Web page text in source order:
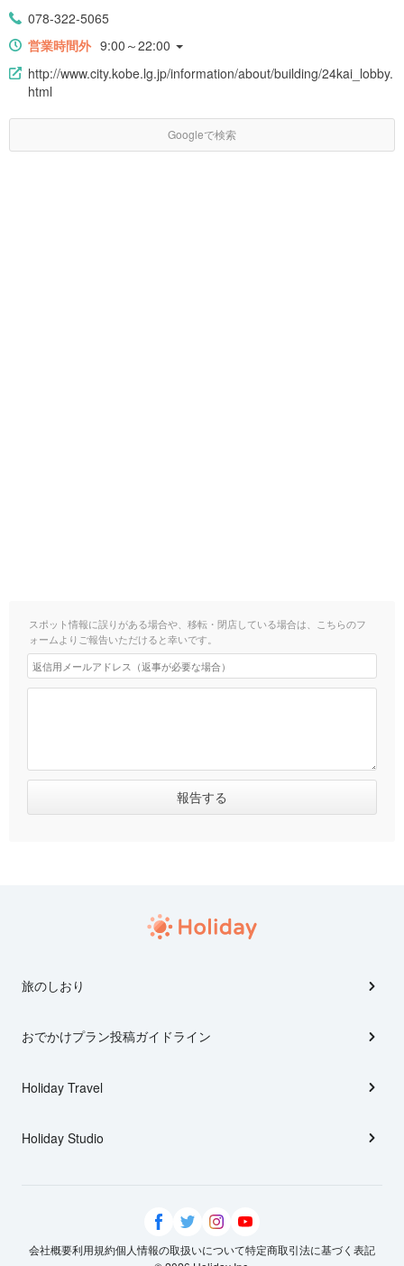
078-322-5065
営業時間外 9:00～22:00
http://www.city.kobe.lg.jp/information/about/building/24kai_lobby.
html
Googleで検索
スポット情報に誤りがある場合や、移転・閉店している場合は、こちらのフ
ォームよりご報告いただけると幸いです。
旅のしおり
おでかけプラン投稿ガイドライン
Holiday Travel
Holiday Studio
会社概要利用規約個人情報の取扱いについて特定商取引法に基づく表記